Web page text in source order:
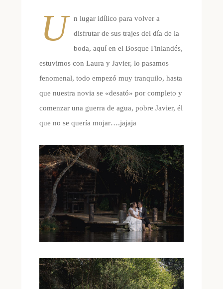
U
n lugar idílico para volver a
disfrutar de sus trajes del día de la
boda, aquí en el Bosque Finlandés,
estuvimos con Laura y Javier, lo pasamos
fenomenal, todo empezó muy tranquilo, hasta
que nuestra novia se «desató» por completo y
comenzar una guerra de agua, pobre Javier, él
que no se quería mojar….jajaja